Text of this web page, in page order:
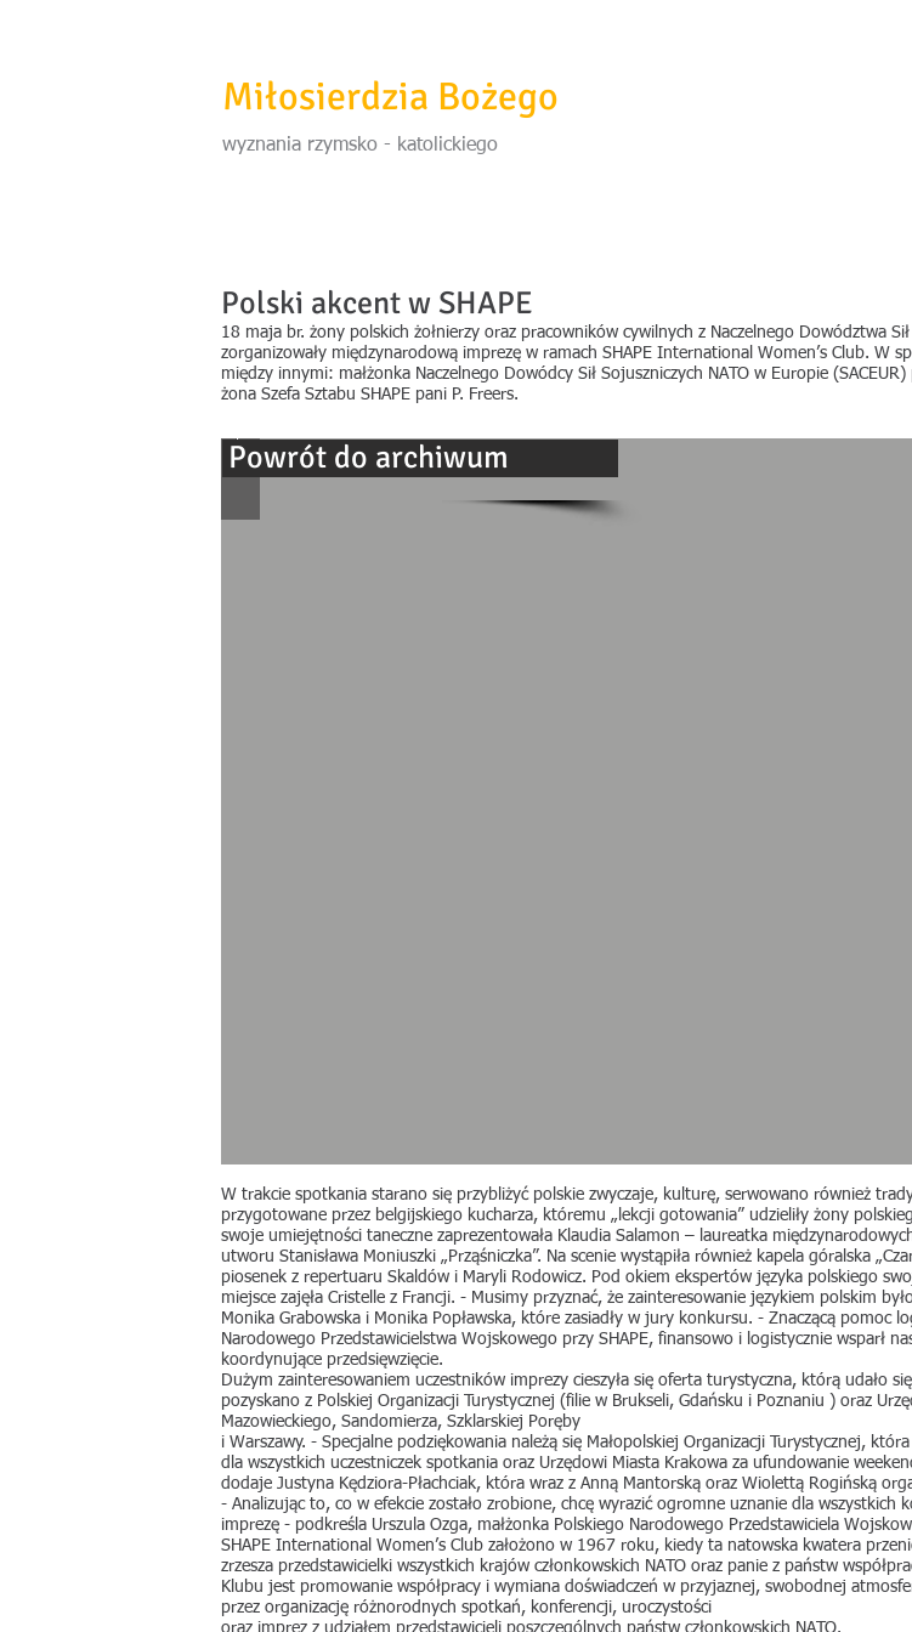
Miłosierdzia Bożego
wyznania rzymsko - katolickiego
Polski akcent w SHAPE
18 maja br. żony polskich żołnierzy oraz pracowników cywilnych z Naczelnego Dowództwa
zorganizowały międzynarodową imprezę w ramach SHAPE International Women’s Club. W
między innymi: małżonka Naczelnego Dowódcy Sił Sojuszniczych NATO w Europie
żona Szefa Sztabu SHAPE pani P. Freers.
Powrót do archiwum
W trakcie spotkania starano się przybliżyć polskie zwyczaje, kulturę, serwowano również
przygotowane przez belgijskiego kucharza, któremu „lekcji gotowania” udzieliły żony
swoje umiejętności taneczne zaprezentowała Klaudia Salamon – laureatka
utworu Stanisława Moniuszki „Prząśniczka”. Na scenie wystąpiła również kapela góralska
piosenek z repertuaru Skaldów i Maryli Rodowicz. Pod okiem ekspertów języka polskiego
miejsce zajęła Cristelle z Francji. - Musimy przyznać, że zainteresowanie językiem polskim
Monika Grabowska i Monika Popławska, które zasiadły w jury konkursu. - Znaczącą pomoc
Narodowego Przedstawicielstwa Wojskowego przy SHAPE, finansowo i logistycznie wsparł
koordynujące przedsięwzięcie.
Dużym zainteresowaniem uczestników imprezy cieszyła się oferta turystyczna, którą udało
pozyskano z Polskiej Organizacji Turystycznej (filie w Brukseli, Gdańsku i Poznaniu ) oraz
Mazowieckiego, Sandomierza, Szklarskiej Poręby
i Warszawy. - Specjalne podziękowania należą się Małopolskiej Organizacji Turystycznej,
dla wszystkich uczestniczek spotkania oraz Urzędowi Miasta Krakowa za ufundowanie
dodaje Justyna Kędziora-Płachciak, która wraz z Anną Mantorską oraz Wiolettą Rogińską
- Analizując to, co w efekcie zostało zrobione, chcę wyrazić ogromne uznanie dla wszystkich
imprezę - podkreśla Urszula Ozga, małżonka Polskiego Narodowego Przedstawiciela
SHAPE International Women’s Club założono w 1967 roku, kiedy ta natowska kwatera
zrzesza przedstawicielki wszystkich krajów członkowskich NATO oraz panie z państw
Klubu jest promowanie współpracy i wymiana doświadczeń w przyjaznej, swobodnej
przez organizację różnorodnych spotkań, konferencji, uroczystości
oraz imprez z udziałem przedstawicieli poszczególnych państw członkowskich NATO.